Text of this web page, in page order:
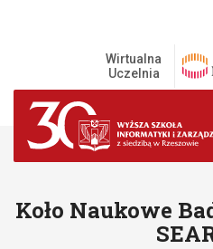
Wirtualna
Uczelnia
Koło Naukowe